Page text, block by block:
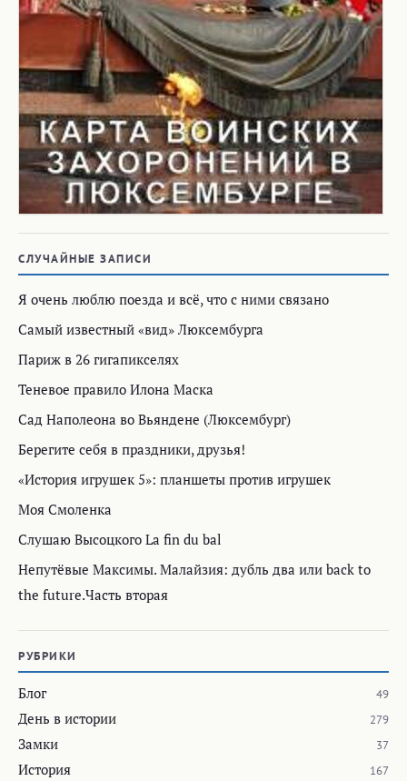
СЛУЧАЙНЫЕ ЗАПИСИ
Я очень люблю поезда и всё, что с ними связано
Самый известный «вид» Люксембурга
Париж в 26 гигапикселях
Теневое правило Илона Маска
Сад Наполеона во Вьяндене (Люксембург)
Берегите себя в праздники, друзья!
«История игрушек 5»: планшеты против игрушек
Моя Смоленка
Слушаю Высоцкого La fin du bal
Непутёвые Максимы. Малайзия: дубль два или back to
the future.Часть вторая
РУБРИКИ
Блог 49
День в истории 279
Замки 37
История 167